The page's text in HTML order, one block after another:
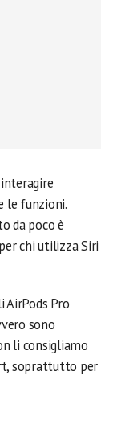
le funzioni.
da poco è
chi utilizza Siri
AirPods Pro
sono
li consigliamo
soprattutto per